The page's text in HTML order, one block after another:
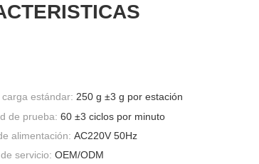
carga estándar: 250 g ±3 g por estación
de prueba: 60 ±3 ciclos por minuto
alimentación: AC220V 50Hz
servicio: OEM/ODM